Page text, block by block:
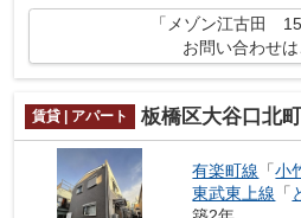
「メゾン江古田
お問い合わせ
賃貸 | アパート 板橋区大谷口北
有楽町線 「小
東武東上線 「